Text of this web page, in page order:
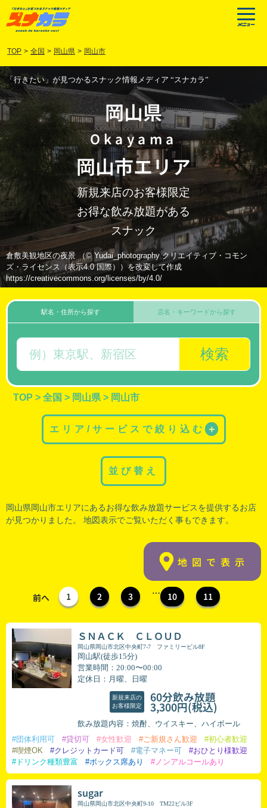
TOP > 全国 > 岡山県 > 岡山市
「行きたい」が見つかるスナック情報メディア “スナカラ”
岡山県
Okayama
岡山市エリア
新規来店のお客様限定
お得な飲み放題がある
スナック
倉敷美観地区の夜景 （© Yudai_photography クリエイティブ・コモン
ズ・ライセンス（表示4.0 国際））を改変して作成
https://creativecommons.org/licenses/by/4.0/
駅名・住所から探す
検索
店名・キーワードから探す
TOP > 全国 > 岡山県 > 岡山市
エリア/サービスで絞り込む ＋
並び替え
岡山県岡山市エリアにあるお得な飲み放題サービスを提供するお店
が見つかりました。 地図表示でご覧いただく事もできます。
地図で表示
前へ 1 2 3 … 10 11
ＳＮＡＣＫ ＣＬＯＵＤ
岡山県岡山市北区中央町7-7 ファミリービル8F
岡山駅(徒歩15分)
営業時間：20:00〜00:00
定休日：月曜、日曜
新規来店の
お客様限定
60分飲み放題
3,300円(税込)
飲み放題内容：焼酎、ウイスキー、ハイボール
#団体利用可 #貸切可 #女性歓迎 #ご新規さん歓迎
#初心者歓迎
#喫煙OK
#クレジットカード可 #電子マネー可
#おひとり様歓迎
#ドリンク種類豊富
#ボックス席あり #ノンアルコールあり
sugar
岡山県岡山市北区中央町9-10 TM22ビル3F